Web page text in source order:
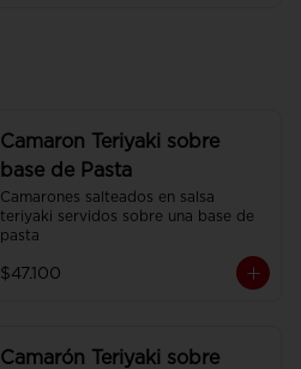
Camaron Teriyaki sobre
base de Pasta
Camarones salteados en salsa
teriyaki servidos sobre una base de
pasta
$47.100
Camarón Teriyaki sobre